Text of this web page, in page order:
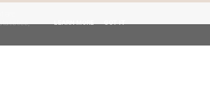
LEARN MORE GOT IT